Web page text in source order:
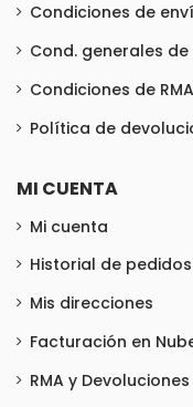
Condiciones de
Cond. generales de
Condiciones de RMA
Política de
MI CUENTA
Mi cuenta
Historial de pedidos
Mis direcciones
Facturación en
RMA y Devoluciones